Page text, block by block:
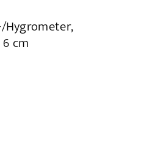
cm